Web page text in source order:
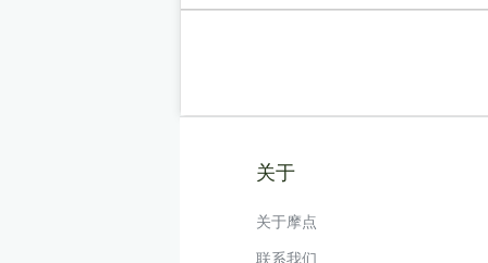
关于
关于摩点
联系我们